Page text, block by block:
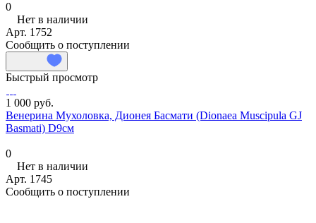
0
Нет в наличии
Арт. 1752
Сообщить о поступлении
Быстрый просмотр
1 000 руб.
Венерина Мухоловка, Дионея Басмати (Dionaea Muscipula GJ
Basmati) D9см
0
Нет в наличии
Арт. 1745
Сообщить о поступлении